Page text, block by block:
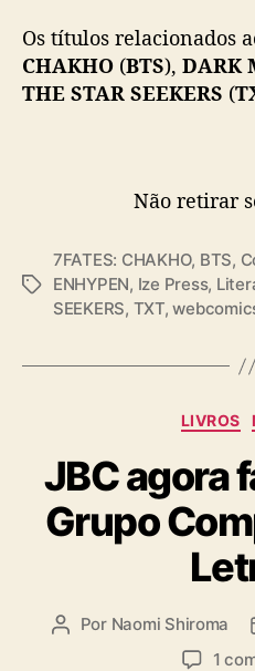
Os títulos relacionados
CHAKHO (BTS), DARK
THE STAR SEEKERS (
Não retirar
T
7FATES: CHAKHO, BTS,
ENHYPEN, Ize Press,
SEEKERS, TXT,
t
r
i
s
LIVROS
JBC agora
Grupo
A Por Naomi Shiroma
1